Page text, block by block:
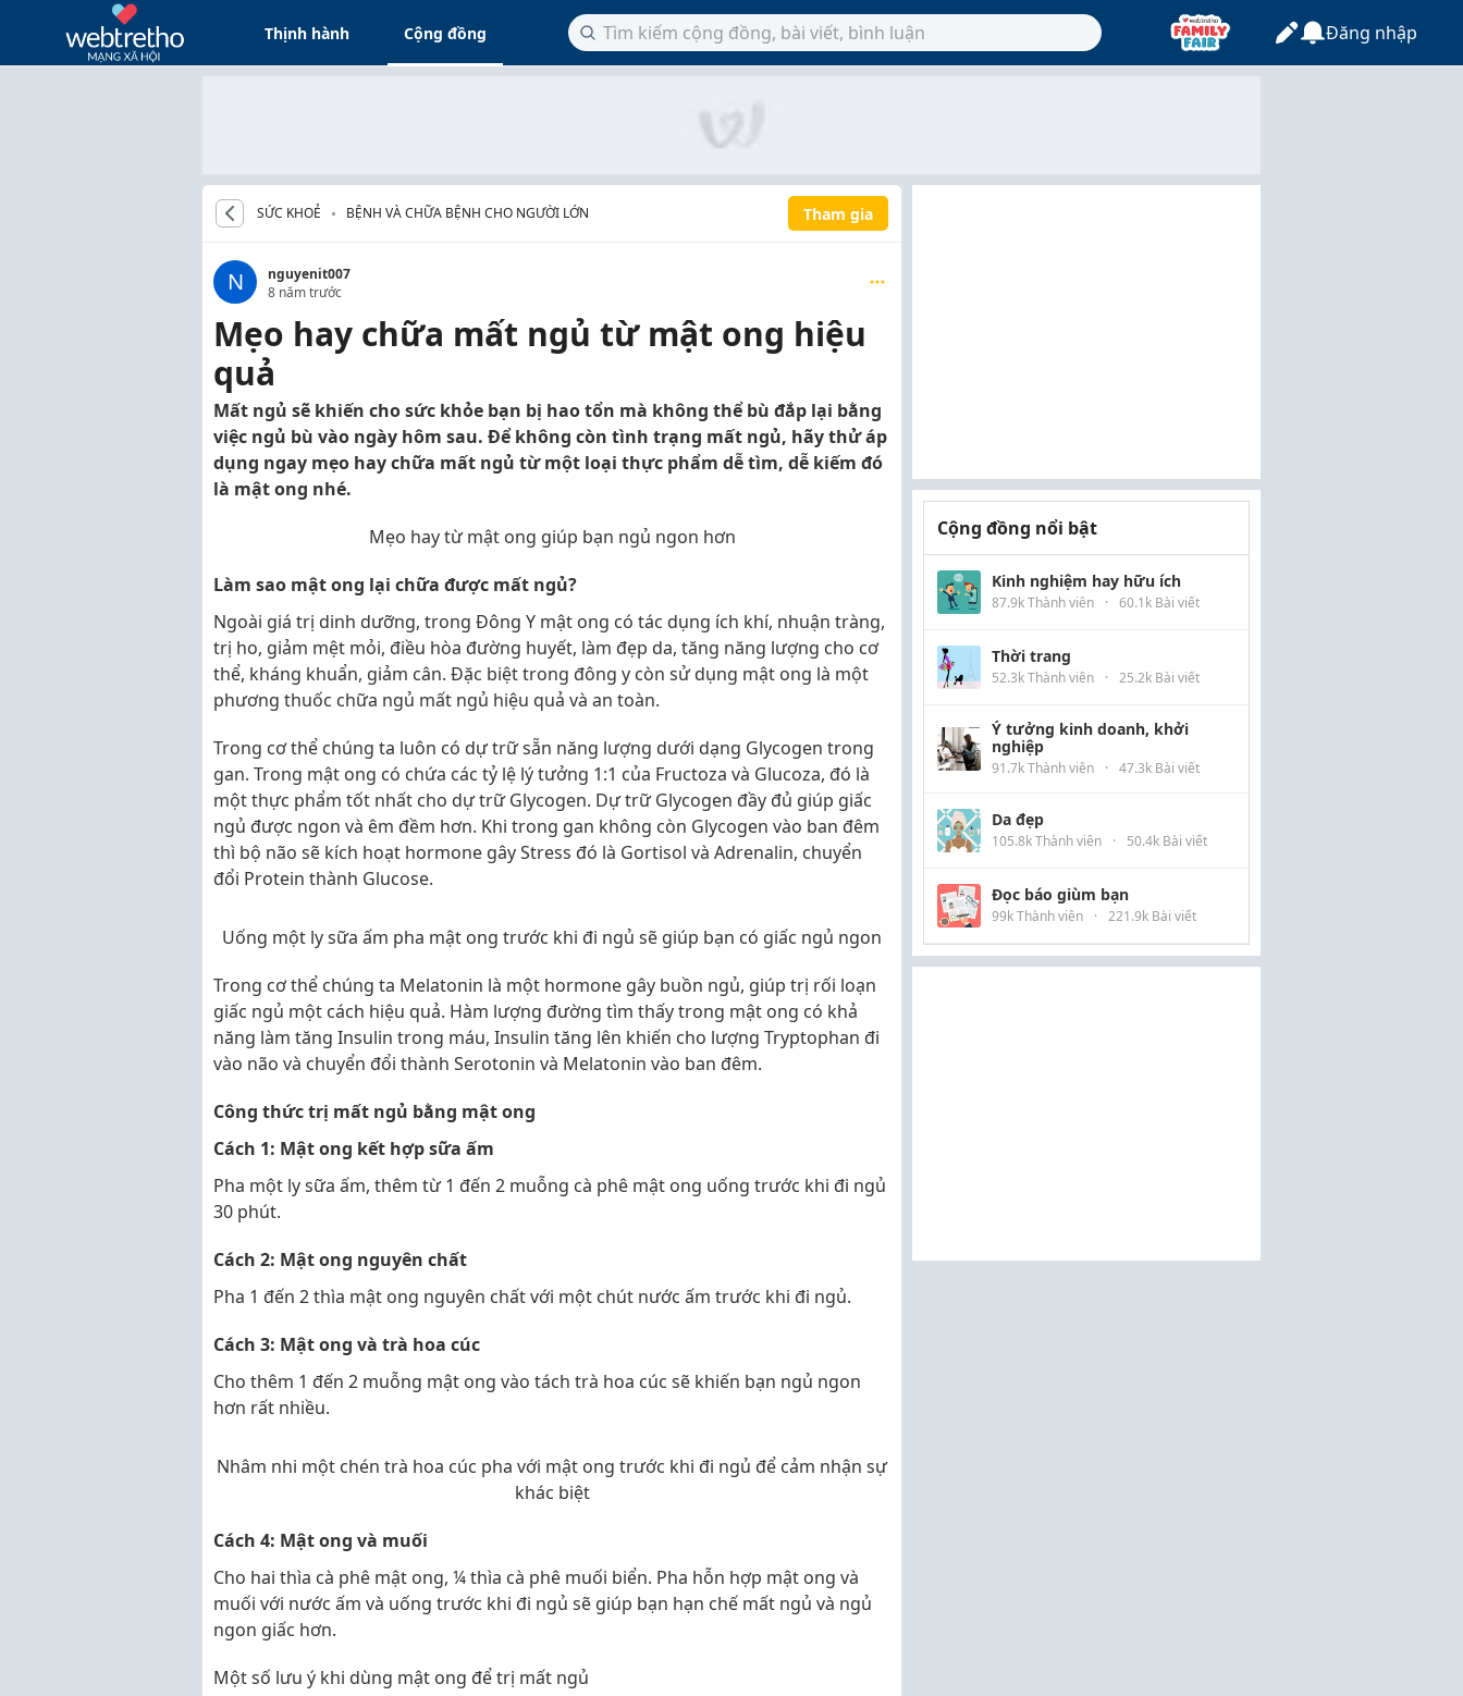
Thịnh hành Cộng đồng Đăng nhập
SỨC KHOẺ BỆNH VÀ CHỮA BỆNH CHO NGƯỜI LỚN Tham gia
N
nguyenit007
8 năm trước
Mẹo hay chữa mất ngủ từ mật ong hiệu
quả
Mất ngủ sẽ khiến cho sức khỏe bạn bị hao tổn mà không thể bù đắp lại bằng
việc ngủ bù vào ngày hôm sau. Để không còn tình trạng mất ngủ, hãy thử áp
dụng ngay mẹo hay chữa mất ngủ từ một loại thực phẩm dễ tìm, dễ kiếm đó
là mật ong nhé.
Mẹo hay từ mật ong giúp bạn ngủ ngon hơn
Làm sao mật ong lại chữa được mất ngủ?
Ngoài giá trị dinh dưỡng, trong Đông Y mật ong có tác dụng ích khí, nhuận tràng,
trị ho, giảm mệt mỏi, điều hòa đường huyết, làm đẹp da, tăng năng lượng cho cơ
thể, kháng khuẩn, giảm cân. Đặc biệt trong đông y còn sử dụng mật ong là một
phương thuốc chữa ngủ mất ngủ hiệu quả và an toàn.
Trong cơ thể chúng ta luôn có dự trữ sẵn năng lượng dưới dạng Glycogen trong
gan. Trong mật ong có chứa các tỷ lệ lý tưởng 1:1 của Fructoza và Glucoza, đó là
một thực phẩm tốt nhất cho dự trữ Glycogen. Dự trữ Glycogen đầy đủ giúp giấc
ngủ được ngon và êm đềm hơn. Khi trong gan không còn Glycogen vào ban đêm
thì bộ não sẽ kích hoạt hormone gây Stress đó là Gortisol và Adrenalin, chuyển
đổi Protein thành Glucose.
Uống một ly sữa ấm pha mật ong trước khi đi ngủ sẽ giúp bạn có giấc ngủ ngon
Trong cơ thể chúng ta Melatonin là một hormone gây buồn ngủ, giúp trị rối loạn
giấc ngủ một cách hiệu quả. Hàm lượng đường tìm thấy trong mật ong có khả
năng làm tăng Insulin trong máu, Insulin tăng lên khiến cho lượng Tryptophan đi
vào não và chuyển đổi thành Serotonin và Melatonin vào ban đêm.
Công thức trị mất ngủ bằng mật ong
Cách 1: Mật ong kết hợp sữa ấm
Pha một ly sữa ấm, thêm từ 1 đến 2 muỗng cà phê mật ong uống trước khi đi ngủ
30 phút.
Cách 2: Mật ong nguyên chất
Pha 1 đến 2 thìa mật ong nguyên chất với một chút nước ấm trước khi đi ngủ.
Cách 3: Mật ong và trà hoa cúc
Cho thêm 1 đến 2 muỗng mật ong vào tách trà hoa cúc sẽ khiến bạn ngủ ngon
hơn rất nhiều.
Nhâm nhi một chén trà hoa cúc pha với mật ong trước khi đi ngủ để cảm nhận sự
khác biệt
Cách 4: Mật ong và muối
Cho hai thìa cà phê mật ong, ¼ thìa cà phê muối biển. Pha hỗn hợp mật ong và
muối với nước ấm và uống trước khi đi ngủ sẽ giúp bạn hạn chế mất ngủ và ngủ
ngon giấc hơn.
Một số lưu ý khi dùng mật ong để trị mất ngủ
Cộng đồng nổi bật
Kinh nghiệm hay hữu ích
87.9k Thành viên · 60.1k Bài viết
Thời trang
52.3k Thành viên · 25.2k Bài viết
Ý tưởng kinh doanh, khởi
nghiệp
91.7k Thành viên · 47.3k Bài viết
Da đẹp
105.8k Thành viên · 50.4k Bài viết
Đọc báo giùm bạn
99k Thành viên · 221.9k Bài viết